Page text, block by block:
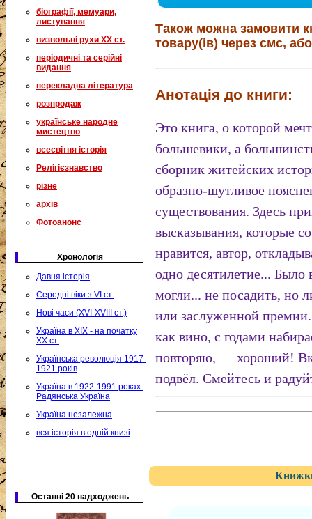
біографії, мемуари,
листування
визвольні рухи XX ст.
періодичні та серійні
видання
перекладна література
розпродаж
українське народне
мистецтво
всесвітня історія
Релігієзнавство
різне
архів
Фотоанонс
Хронологія
Давня історія
Середні віки з VI ст.
Нові часи (XVI-XVIII ст.)
Україна в XIX - на початку
XX ст.
Українська революція 1917-
1921 років
Україна в 1922-1991 роках.
Радянська Україна
Україна незалежна
вся історія в одній книзі
Останні 20 надходжень
Також можна замовити
товару(ів) через смс,
Анотація до книги:
Это книга, о которой
большевики, а
сборник житейских
образно-шутливое
существования. Здесь
высказывания, которые
нравится, автор,
одно десятилетие... Было
могли... не посадить, но
или заслуженной
как вино, с годами
повторяю, — хороший!
подвёл. Смейтесь и